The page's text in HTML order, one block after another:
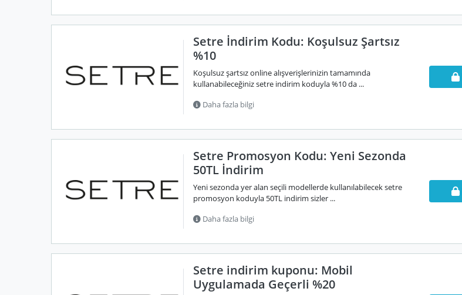
Setre İndirim Kodu: Koşulsuz Şartsız
%10
Koşulsuz şartsız online alışverişlerinizin tamamında
kullanabileceğiniz setre indirim koduyla %10 da ...
Daha fazla bilgi
Setre Promosyon Kodu: Yeni Sezonda
50TL İndirim
Yeni sezonda yer alan seçili modellerde kullanılabilecek setre
promosyon koduyla 50TL indirim sizler ...
Daha fazla bilgi
Setre indirim kuponu: Mobil
Uygulamada Geçerli %20